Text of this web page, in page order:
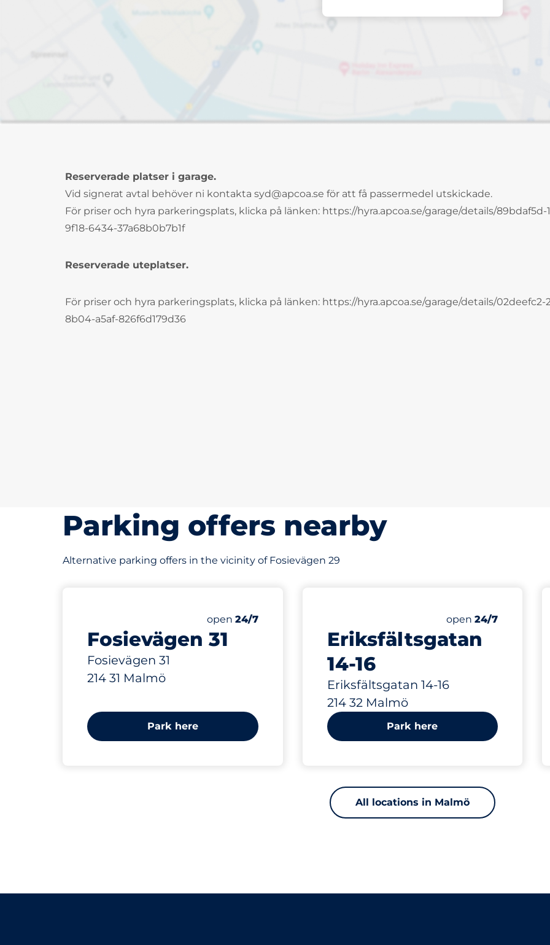
Reserverade platser i garage.
Vid signerat avtal behöver ni kontakta syd@apcoa.se för att få passermedel utskickade.
För priser och hyra parkeringsplats, klicka på länken: https://hyra.apcoa.se/garage/details/89bdaf5d-
9f18-6434-37a68b0b7b1f
Reserverade uteplatser.
För priser och hyra parkeringsplats, klicka på länken: https://hyra.apcoa.se/garage/details/02deefc2-
8b04-a5af-826f6d179d36
Parking offers nearby
Alternative parking offers in the vicinity of Fosievägen 29
Fosievägen 31
Fosievägen 31
214 31 Malmö
Friday
open 24/7
Park here
Eriksfältsgatan
14-16
Eriksfältsgatan 14-16
214 32 Malmö
Friday
open24/7
Park here
All locations in Malmö